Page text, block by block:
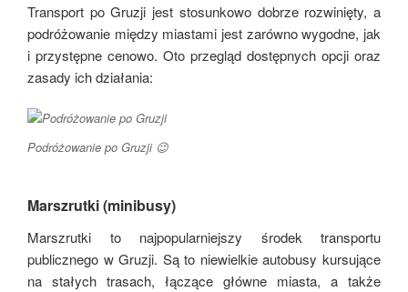
Transport po Gruzji jest stosunkowo dobrze rozwinięty, a
podróżowanie między miastami jest zarówno wygodne, jak
i przystępne cenowo. Oto przegląd dostępnych opcji oraz
zasady ich działania:
Podróżowanie po Gruzji 😉
Marszrutki (minibusy)
Marszrutki to najpopularniejszy środek transportu
publicznego w Gruzji. Są to niewielkie autobusy kursujące
na stałych trasach, łączące główne miasta, a także